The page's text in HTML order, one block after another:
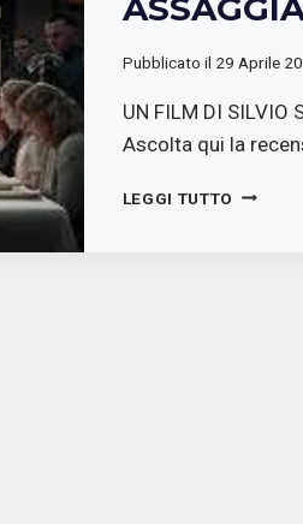
Pubblicato il 29 Aprile
UN FILM DI SILVIO
Ascolta qui la
LEGGI TUTTO METTI